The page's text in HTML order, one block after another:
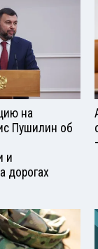
на
Пушилин об
и
дорогах